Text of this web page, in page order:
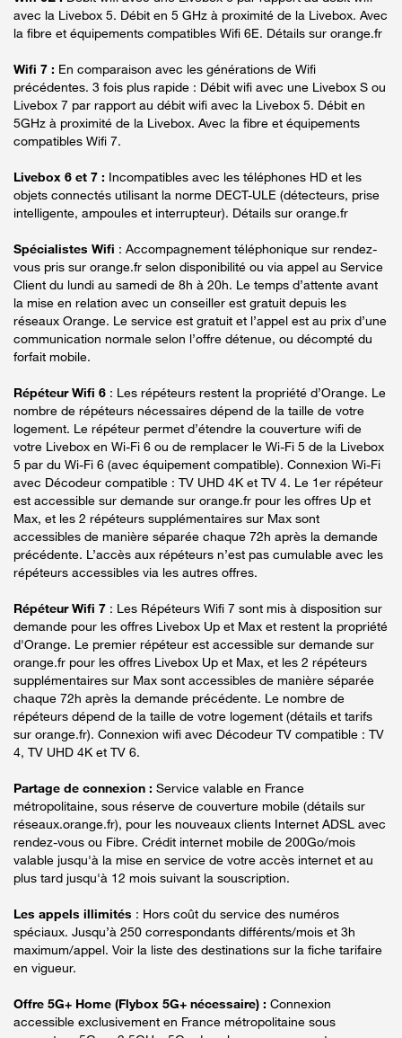
avec la Livebox 5. Débit en 5 GHz à proximité de la Livebox. Avec
la fibre et équipements compatibles Wifi 6E. Détails sur orange.fr
Wifi 7 : En comparaison avec les générations de Wifi
précédentes. 3 fois plus rapide : Débit wifi avec une Livebox S ou
Livebox 7 par rapport au débit wifi avec la Livebox 5. Débit en
5GHz à proximité de la Livebox. Avec la fibre et équipements
compatibles Wifi 7.
Livebox 6 et 7 : Incompatibles avec les téléphones HD et les
objets connectés utilisant la norme DECT-ULE (détecteurs, prise
intelligente, ampoules et interrupteur). Détails sur orange.fr
Spécialistes Wifi : Accompagnement téléphonique sur rendez-
vous pris sur orange.fr selon disponibilité ou via appel au Service
Client du lundi au samedi de 8h à 20h. Le temps d’attente avant
la mise en relation avec un conseiller est gratuit depuis les
réseaux Orange. Le service est gratuit et l’appel est au prix d’une
communication normale selon l’offre détenue, ou décompté du
forfait mobile.
Répéteur Wifi 6 : Les répéteurs restent la propriété d’Orange. Le
nombre de répéteurs nécessaires dépend de la taille de votre
logement. Le répéteur permet d’étendre la couverture wifi de
votre Livebox en Wi-Fi 6 ou de remplacer le Wi-Fi 5 de la Livebox
5 par du Wi-Fi 6 (avec équipement compatible). Connexion Wi-Fi
avec Décodeur compatible : TV UHD 4K et TV 4. Le 1er répéteur
est accessible sur demande sur orange.fr pour les offres Up et
Max, et les 2 répéteurs supplémentaires sur Max sont
accessibles de manière séparée chaque 72h après la demande
précédente. L’accès aux répéteurs n’est pas cumulable avec les
répéteurs accessibles via les autres offres.
Répéteur Wifi 7 : Les Répéteurs Wifi 7 sont mis à disposition sur
demande pour les offres Livebox Up et Max et restent la propriété
d'Orange. Le premier répéteur est accessible sur demande sur
orange.fr pour les offres Livebox Up et Max, et les 2 répéteurs
supplémentaires sur Max sont accessibles de manière séparée
chaque 72h après la demande précédente. Le nombre de
répéteurs dépend de la taille de votre logement (détails et tarifs
sur orange.fr). Connexion wifi avec Décodeur TV compatible : TV
4, TV UHD 4K et TV 6.
Partage de connexion : Service valable en France
métropolitaine, sous réserve de couverture mobile (détails sur
réseaux.orange.fr), pour les nouveaux clients Internet ADSL avec
rendez-vous ou Fibre. Crédit internet mobile de 200Go/mois
valable jusqu'à la mise en service de votre accès internet et au
plus tard jusqu'à 12 mois suivant la souscription.
Les appels illimités : Hors coût du service des numéros
spéciaux. Jusqu’à 250 correspondants différents/mois et 3h
maximum/appel. Voir la liste des destinations sur la fiche tarifaire
en vigueur.
Offre 5G+ Home (Flybox 5G+ nécessaire) : Connexion
accessible exclusivement en France métropolitaine sous